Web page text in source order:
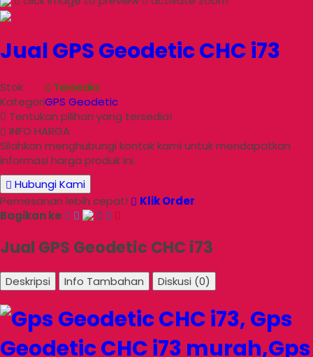
Jual GPS Geodetic CHC i73
Stok
Tersedia
KategoriGPS Geodetic
Tentukan pilihan yang tersedia!
INFO HARGA
Silahkan menghubungi kontak kami untuk mendapatkan
informasi harga produk ini.
Hubungi Kami
Pemesanan lebih cepat!
Klik Order
Bagikan ke
Jual GPS Geodetic CHC i73
Deskripsi Info Tambahan Diskusi (0)